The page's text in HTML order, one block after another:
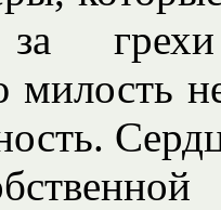
за
милость